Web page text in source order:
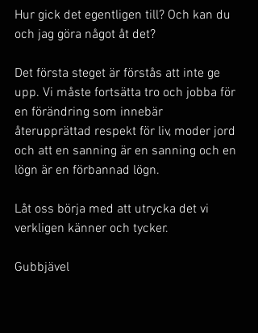
Hur gick det egentligen till? Och kan du
och jag göra något åt det?
Det första steget är förstås att inte ge
upp. Vi måste fortsätta tro och jobba för
en förändring som innebär
återupprättad respekt för liv, moder jord
och att en sanning är en sanning och en
lögn är en förbannad lögn.
Låt oss börja med att utrycka det vi
verkligen känner och tycker.
Gubbjävel